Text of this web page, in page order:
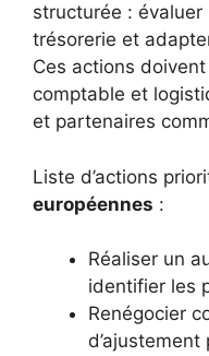
structurée : évaluer
trésorerie et
Ces actions
comptable et
et partenaires
Liste d’actions
européennes :
Réaliser un
identifier les
Renégocier